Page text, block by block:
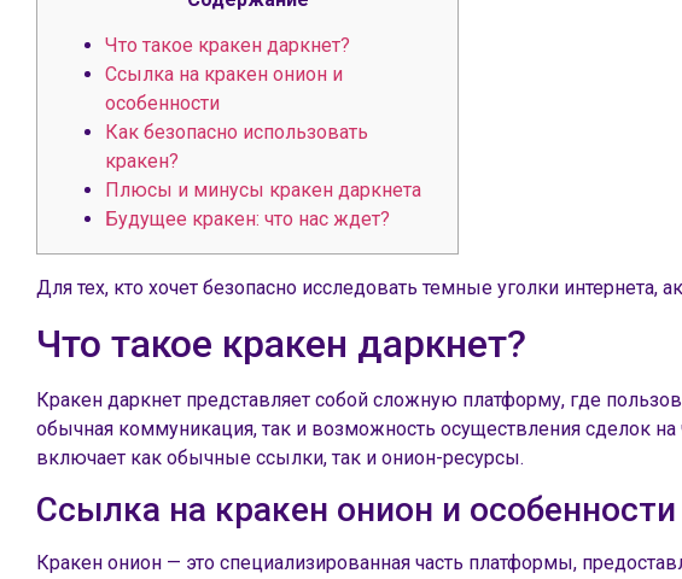
Что такое кракен даркнет?
Ссылка на кракен онион и
особенности
Как безопасно использовать
кракен?
Плюсы и минусы кракен даркнета
Будущее кракен: что нас ждет?
Для тех, кто хочет безопасно исследовать темные уголки интернета,
Что такое кракен даркнет?
Кракен даркнет представляет собой сложную платформу, где
обычная коммуникация, так и возможность осуществления сделок
включает как обычные ссылки, так и онион-ресурсы.
Ссылка на кракен онион и особенности
Кракен онион — это специализированная часть платформы,